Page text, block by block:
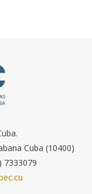
Cuba (10400)
7333079